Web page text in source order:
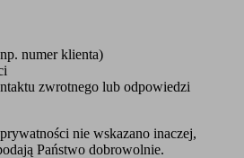
numer klienta)
zwrotnego lub odpowiedzi
nie wskazano inaczej,
Państwo dobrowolnie.